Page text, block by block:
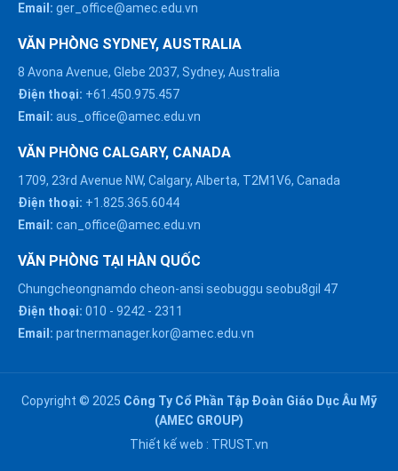
Email: ger_office@amec.edu.vn
VĂN PHÒNG SYDNEY, AUSTRALIA
8 Avona Avenue, Glebe 2037, Sydney, Australia
Điện thoại: +61.450.975.457
Email: aus_office@amec.edu.vn
VĂN PHÒNG CALGARY, CANADA
1709, 23rd Avenue NW, Calgary, Alberta, T2M1V6, Canada
Điện thoại: +1.825.365.6044
Email: can_office@amec.edu.vn
VĂN PHÒNG TẠI HÀN QUỐC
Chungcheongnamdo cheon-ansi seobuggu seobu8gil 47
Điện thoại: 010 - 9242 - 2311
Email: partnermanager.kor@amec.edu.vn
Copyright © 2025 Công Ty Cổ Phần Tập Đoàn Giáo Dục Âu Mỹ
(AMEC GROUP)
Thiết kế web : TRUST.vn
HÀ NỘI :
0914863466
ĐÀ NẴNG :
0916082128
HỒ CHÍ MINH :
Chat với chúng tôi trên
Zalo